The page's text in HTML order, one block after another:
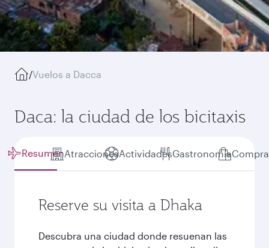
/Vuelos a Dacca
Daca: la ciudad de los bicitaxis
ResumenAtraccionesActividadesGastronomía
Reserve su visita a Dhaka
Descubra una ciudad donde resuenan las